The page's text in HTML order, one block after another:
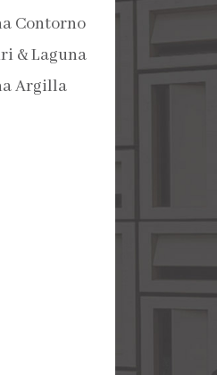
Contorno
& Laguna
Argilla